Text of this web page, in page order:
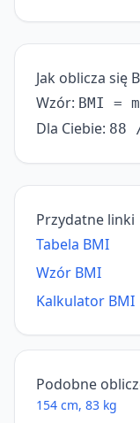
Jak oblicza się
Wzór: BMI =
Dla Ciebie: 88
Przydatne linki
Tabela BMI
Wzór BMI
Kalkulator BMI
Podobne
154 cm, 83 kg